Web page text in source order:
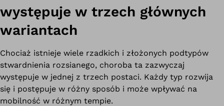
występuje w trzech głównych
wariantach
Chociaż istnieje wiele rzadkich i złożonych podtypów
stwardnienia rozsianego, choroba ta zazwyczaj
występuje w jednej z trzech postaci. Każdy typ rozwija
się i postępuje w różny sposób i może wpływać na
mobilność w różnym tempie.